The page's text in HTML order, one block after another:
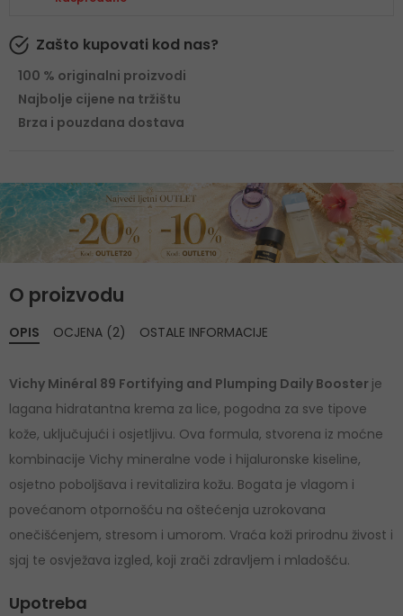
Zašto kupovati kod nas?
100 % originalni proizvodi
Najbolje cijene na tržištu
Brza i pouzdana dostava
O proizvodu
OPIS
Vichy Minéral 89 Fortifying and Plumping Daily Booster je
lagana hidratantna krema za lice, pogodna za sve tipove
kože, uključujući i osjetljivu. Ova formula, stvorena iz moćne
kombinacije Vichy mineralne vode i hijaluronske kiseline,
osjetno poboljšava i revitalizira kožu. Bogata je vlagom i
povećanom otpornošću na oštećenja uzrokovana
onečišćenjem, stresom i umorom. Vraća koži prirodnu živost i
sjaj te osvježava izgled, koji zrači zdravljem i mladošću.
Upotreba
OCJENA (2) OSTALE INFORMACIJE